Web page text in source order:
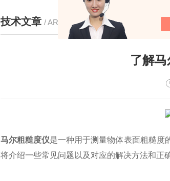
技术文章 / ARTICLE
了解
马尔粗糙度仪是一种用于测量物体表面粗糙度
将介绍一些常见问题以及对应的解决方法和正